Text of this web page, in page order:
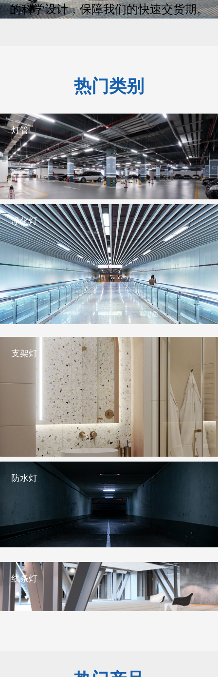
的科学设计，保障我们的快速交货期。
热门类别
————
全部LED灯管T8,T5系列通过CE、FCC、PSE,ROHS等国际认证
灯管
————
全部LED灯管T8,T5系列通过CE、FCC、PSE,ROHS等国际认证
净化灯
————
全部LED灯管T8,T5系列通过CE、FCC、PSE,ROHS等国际认证
防水灯
全部LED灯管T8,T5系列通过CE、FCC、PSE,ROHS等国际认证
支架灯
线条灯